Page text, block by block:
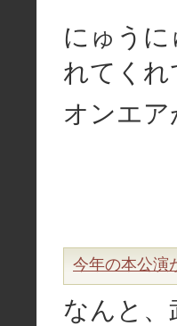
にゅうに
れてく
オンエ
今年の本公演
なんと、